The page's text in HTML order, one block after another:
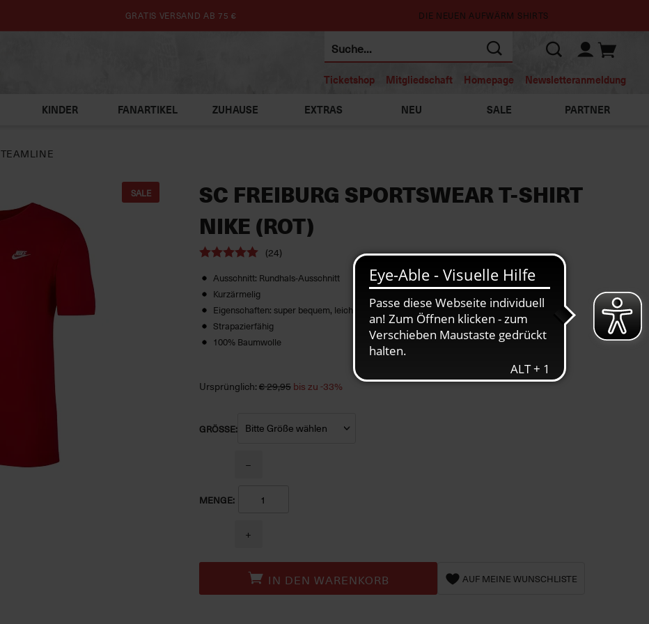
GRATIS VERSAND AB 75 € DIE NEUEN AUFWÄRM SHIRTS
Ticketshop Mitgliedschaft Homepage Newsletteranmeldung
KINDER FANARTIKEL ZUHAUSE EXTRAS NEU SALE PARTNER
TEAMLINE
SALE
SC FREIBURG SPORTSWEAR T-SHIRT
NIKE (ROT)
(24)
Ausschnitt: Rundhals-Ausschnitt
Kurzärmelig
Eigenschaften: super bequem, leicht
Strapazierfähig
100% Baumwolle
Ursprünglich:€ 29,95bis zu -33%
GRÖSSE:
MENGE:
−
+
IN DEN WARENKORB AUF MEINE WUNSCHLISTE